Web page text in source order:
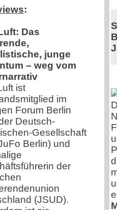
:
Das
junge
– weg vom
ist
im
Forum Berlin
Deutsch-
Gesellschaft
Berlin) und
der
(JSUD).